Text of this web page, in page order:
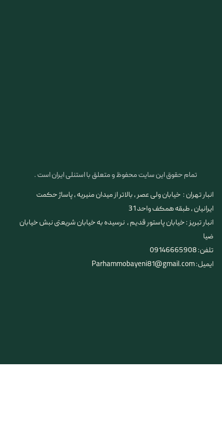
تمام حقوق این سایت محفوظ و متعلق با استنلی ایران است .
انبار تهران : خیابان ولی عصر ، بالاتر از میدان منیریه ، پاساژ حکمت
ایرانیان ، طبقه همکف واحد 31
​​​​​​​انبار تبریز : خیابان پاستور قدیم ، نرسیده به خیابان شریعتی نبش خیابان
ضیا
تلفن: 09146665908
ایمیل: Parhammobayeni81@gmail.com